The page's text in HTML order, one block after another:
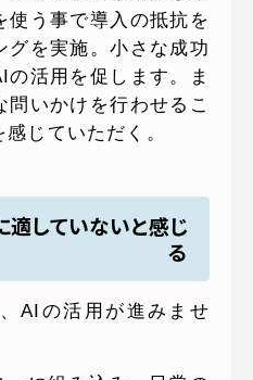
使う事で導入の抵抗を
グを実施。小さな成功
活用を促します。ま
いかけを行わせるこ
じていただく。
していないと感じ
る
AIの活用が進みませ